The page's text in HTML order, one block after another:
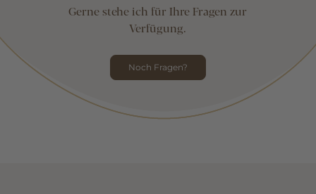
Gerne stehe ich für Ihre Fragen zur
Verfügung.
Noch Fragen?